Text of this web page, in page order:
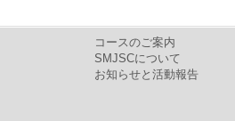
コースのご案内
SMJSCについて
お知らせと活動報告